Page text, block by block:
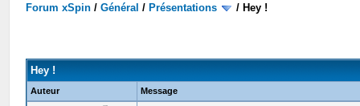
Forum xSpin /Général / Présentations / Hey !
Hey !
Auteur Message